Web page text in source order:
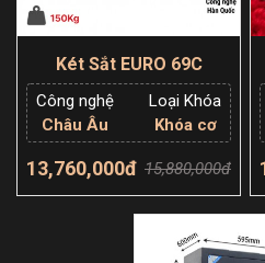
Két Sắt EURO 69C
Công nghệ
Châu Âu
Loại Khóa
Khóa cơ
13,760,000đ 15,880,000đ
Thêm giỏ hàng